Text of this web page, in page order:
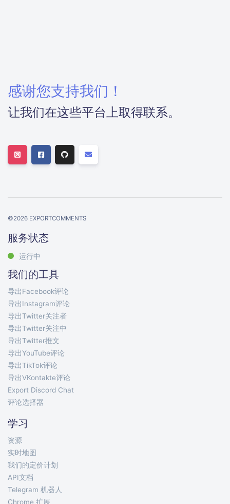
感谢您支持我们！
让我们在这些平台上取得联系。
©2026 EXPORTCOMMENTS
服务状态
运行中
我们的工具
导出Facebook评论
导出Instagram评论
导出Twitter关注者
导出Twitter关注中
导出Twitter推文
导出YouTube评论
导出TikTok评论
导出VKontakte评论
Export Discord Chat
评论选择器
学习
资源
实时地图
我们的定价计划
API文档
Telegram 机器人
Chrome 扩展